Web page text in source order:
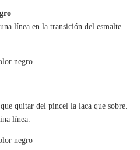
línea en la transición del esmalte
quitar del pincel la laca que sobre.
línea.